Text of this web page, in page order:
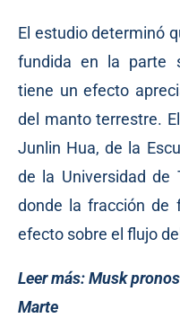
El estudio determinó
fundida en la parte
tiene un efecto
del manto terrestre.
Junlin Hua, de la
de la Universidad de
donde la fracción de
efecto sobre el flujo
Leer más:Musk
Marte